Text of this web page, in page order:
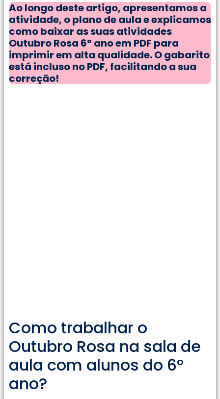
Ao longo deste artigo, apresentamos a
atividade, o plano de aula e explicamos
como baixar as suas atividades
Outubro Rosa 6° ano em PDF para
imprimir em alta qualidade. O gabarito
está incluso no PDF, facilitando a sua
correção!
Como trabalhar o
Outubro Rosa na sala de
aula com alunos do 6°
ano?